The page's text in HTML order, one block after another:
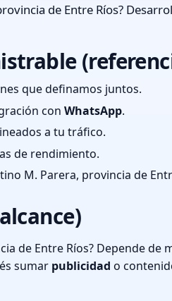
de Entre Ríos?
que definamos juntos.
con WhatsApp.
a tu tráfico.
de rendimiento.
M. Parera, provincia de
de Entre Ríos? Depende
sumar publicidad o